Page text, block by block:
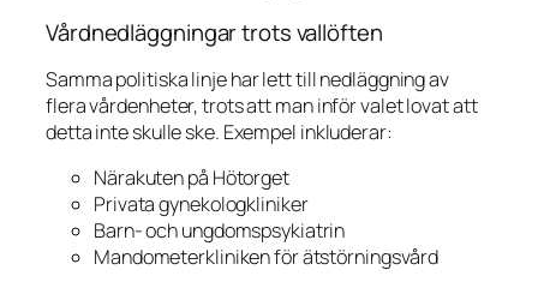
Vårdnedläggningar trots vallöften
Samma politiska linje har lett till nedläggning av
flera vårdenheter, trots att man inför valet lovat att
detta inte skulle ske. Exempel inkluderar:
Närakuten på Hötorget
Privata gynekologkliniker
Barn- och ungdomspsykiatrin
Mandometerkliniken för ätstörningsvård